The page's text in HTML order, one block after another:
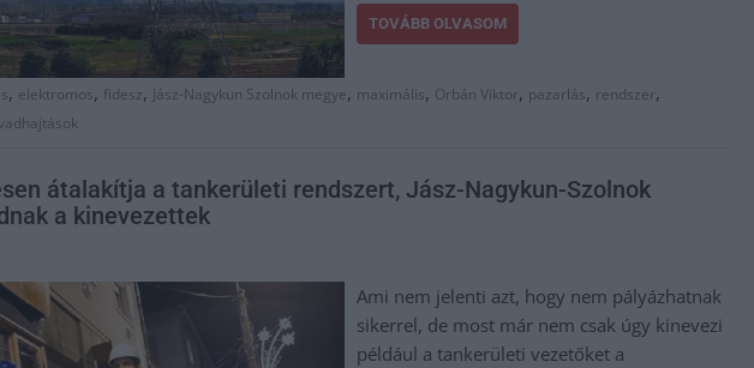
TOVÁBB OLVASOM
, elektromos, fidesz, Jász-Nagykun Szolnok megye, maximális, Orbán Viktor, pazarlás, rendszer,
átalakítja a tankerületi rendszert, Jász-Nagykun-Szolnok
a kinevezettek
Ami nem jelenti azt, hogy nem pályázhatnak
sikerrel, de most már nem csak úgy kinevezi
például a tankerületi vezetőket a